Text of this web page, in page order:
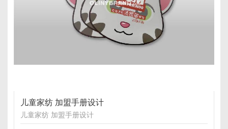
儿童家纺 加盟手册设计
儿童家纺 加盟手册设计